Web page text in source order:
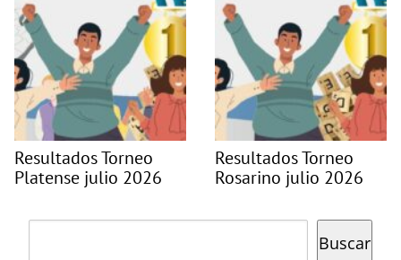
Resultados Torneo
Platense julio 2026
Resultados Torneo
Rosarino julio 2026
Buscar